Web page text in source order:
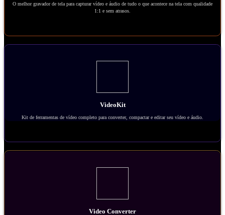
O melhor gravador de tela para capturar vídeo e áudio de tudo o que acontece na tela com qualidade
1:1 e sem atrasos.
VideoKit
Kit de ferramentas de vídeo completo para converter, compactar e editar seu vídeo e áudio.
Video Converter